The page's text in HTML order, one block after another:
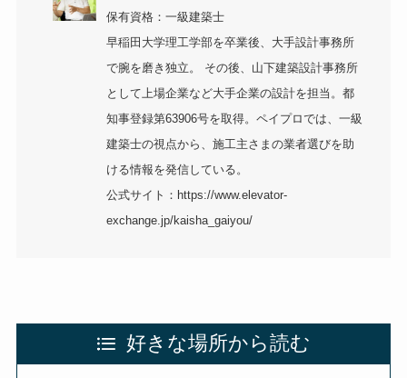
保有資格：一級建築士
早稲田大学理工学部を卒業後、大手設計事務所
で腕を磨き独立。 その後、山下建築設計事務所
として上場企業など大手企業の設計を担当。都
知事登録第63906号を取得。ペイプロでは、一級
建築士の視点から、施工主さまの業者選びを助
ける情報を発信している。
公式サイト：https://www.elevator-
exchange.jp/kaisha_gaiyou/
好きな場所から読む